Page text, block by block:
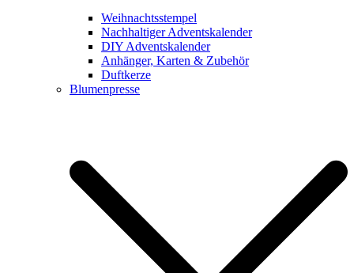
Weihnachtsstempel
Nachhaltiger Adventskalender
DIY Adventskalender
Anhänger, Karten & Zubehör
Duftkerze
Blumenpresse